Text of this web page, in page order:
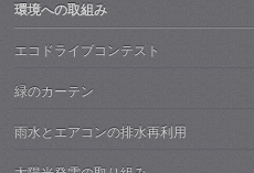
環境への取組み
エコドライブコンテスト
緑のカーテン
雨水とエアコンの排水再利用